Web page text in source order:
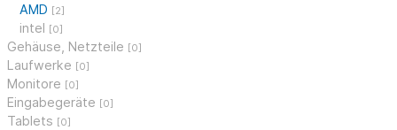
AMD [2]
intel [0]
Gehäuse, Netzteile [0]
Laufwerke [0]
Monitore [0]
Eingabegeräte [0]
Tablets [0]